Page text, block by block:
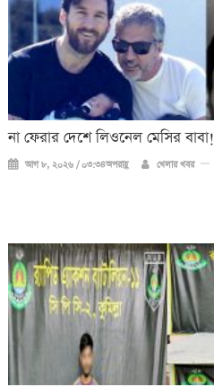
না ফেরার দেশে লিওনেল মেসির বাবা!
আগ ৮, ২০২৬ / ০৩:৩৪অপরাহ্ণ খেলার খবর